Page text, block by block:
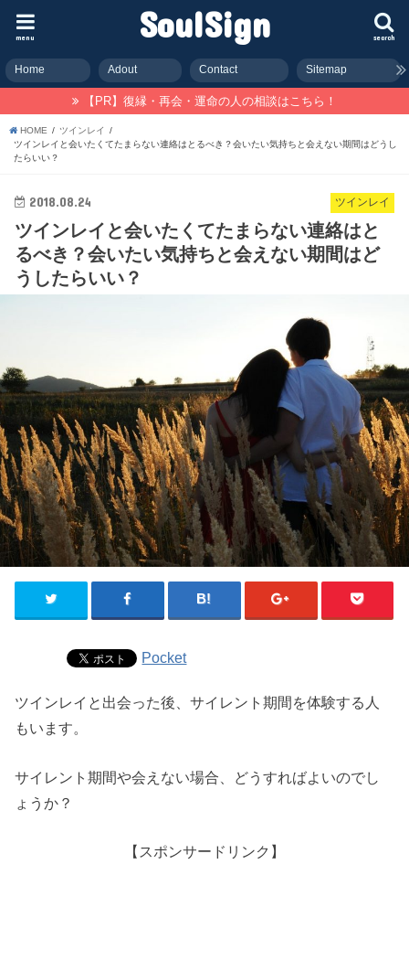
SoulSign search
menu
Home Adout Contact Sitemap
【PR】復縁・再会・運命の人の相談はこちら！
HOME
ツインレイ
ツインレイと会いたくてたまらない連絡はとるべき？会いたい気持ちと会えない期間はどうし
たらいい？
ツインレイ
2018.08.24
ツインレイと会いたくてたまらない連絡はと
るべき？会いたい気持ちと会えない期間はど
うしたらいい？
Pocket
ツインレイと出会った後、サイレント期間を体験する人
もいます。
サイレント期間や会えない場合、どうすればよいのでし
ょうか？
【スポンサードリンク】